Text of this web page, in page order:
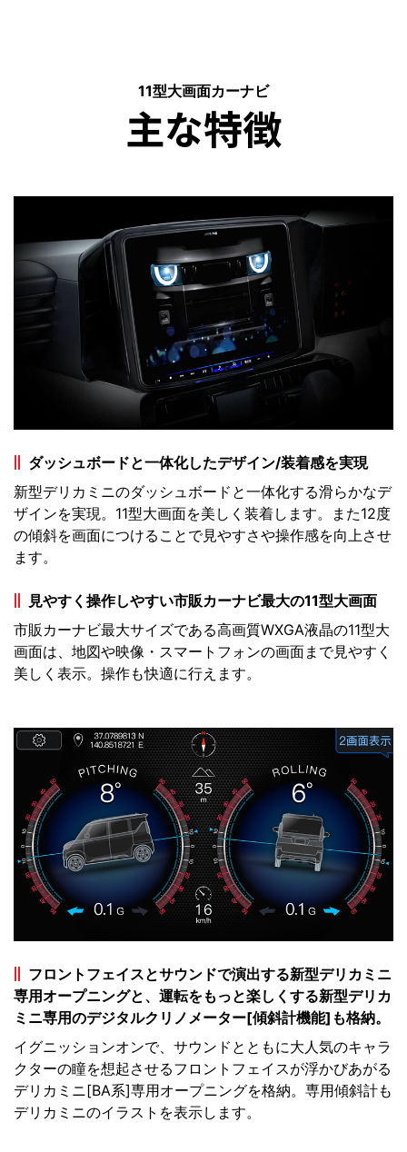
11型大画面カーナビ
主な特徴
ダッシュボードと一体化したデザイン/装着感を実現
新型デリカミニのダッシュボードと一体化する滑らかなデ
ザインを実現。11型大画面を美しく装着します。また12度
の傾斜を画面につけることで見やすさや操作感を向上させ
ます。
見やすく操作しやすい市販カーナビ最大の11型大画面
市販カーナビ最大サイズである高画質WXGA液晶の11型大
画面は、地図や映像・スマートフォンの画面まで見やすく
美しく表示。操作も快適に行えます。
フロントフェイスとサウンドで演出する新型デリカミニ
専用オープニングと、運転をもっと楽しくする新型デリカ
ミニ専用のデジタルクリノメーター[傾斜計機能]も格納。
イグニッションオンで、サウンドとともに大人気のキャラ
クターの瞳を想起させるフロントフェイスが浮かびあがる
デリカミニ[BA系]専用オープニングを格納。専用傾斜計も
デリカミニのイラストを表示します。